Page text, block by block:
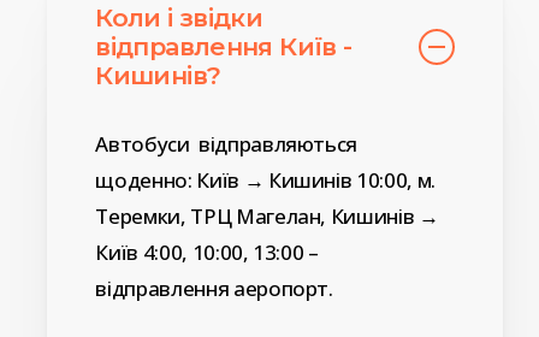
Коли і звідки
відправлення Київ -
Кишинів?
Автобуси відправляються
щоденно: Київ → Кишинів 10:00, м.
Теремки, ТРЦ Магелан, Кишинів →
Київ 4:00, 10:00, 13:00 –
відправлення аеропорт.